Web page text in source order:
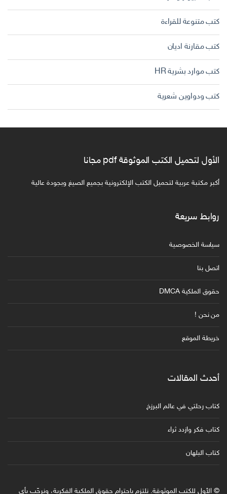
كتب متنوعة للقراءة
كتب مقارنة اديان
كتب موارد بشرية HR
كتب ودواوين شعرية
الأول لتحميل الكتب الموثوقة pdf مجانا
أكبر مكتبة عربية لتحميل الكتب الإلكترونية بجميع الصيغ وبجودة عالية
روابط سريعة
سياسة الخصوصية
اتصل بنا
حقوق الملكية DMCA
من نحن !
خريطة الموقع
أحدث المقالات
كتاب رحلتي في عالم البرزخ
كتاب فكر وازدد ثراء
كتاب البلهان
© الأول للكتب الموثوقة. نلتزم باحترام حقوق الملكية الفكرية، ونرحّب بأي